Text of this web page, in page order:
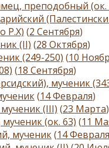
преподобный (ок.
P.Х) (2 Сентября)
(II) (28 Октября)
(249-250) (10
(18 Сентября)
мученик
(14 Февраля)
(III) (23 Марта)
(ок. 63) (11
мученик(14 Февраля